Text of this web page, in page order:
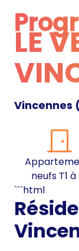
LE
Vincennes
neufs T1 à
```html